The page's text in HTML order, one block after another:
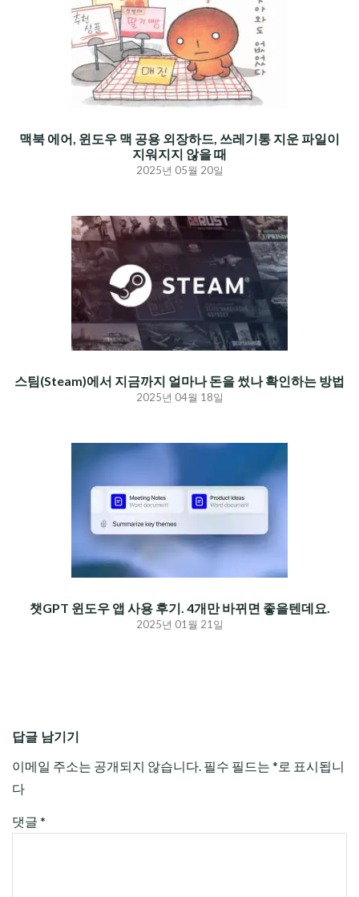
맥북 에어, 윈도우 맥 공용 외장하드, 쓰레기통 지운 파일이
지워지지 않을 때
2025년 05월 20일
스팀(Steam)에서 지금까지 얼마나 돈을 썼나 확인하는 방법
2025년 04월 18일
챗GPT 윈도우 앱 사용 후기. 4개만 바뀌면 좋을텐데요.
2025년 01월 21일
답글 남기기
이메일 주소는 공개되지 않습니다. 필수 필드는 * 로 표시됩니
다
댓글 *